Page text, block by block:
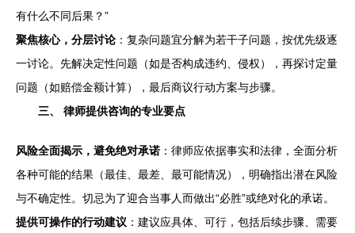
有什么不同后果？”
聚焦核心，分层讨论 ：复杂问题宜分解为若干子问题，按优先级逐
一讨论。先解决定性问题（如是否构成违约、侵权），再探讨定量
问题（如赔偿金额计算），最后商议行动方案与步骤。
三、 律师提供咨询的专业要点
风险全面揭示，避免绝对承诺 ：律师应依据事实和法律，全面分析
各种可能的结果（最佳、最差、最可能情况），明确指出潜在风险
与不确定性。切忌为了迎合当事人而做出“必胜”或绝对化的承诺。
提供可操作的行动建议 ：建议应具体、可行，包括后续步骤、需要